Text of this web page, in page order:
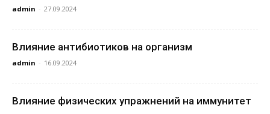
admin - 27.09.2024
Влияние антибиотиков на организм
admin - 16.09.2024
Влияние физических упражнений на иммунитет